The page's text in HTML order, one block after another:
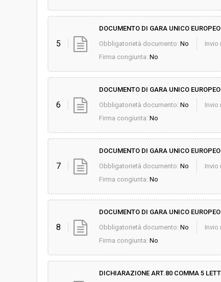
5
DOCUMENTO DI GARA UNICO
Obbligatorietà documento: No Invio
Firma congiunta: No
6
DOCUMENTO DI GARA UNICO
Obbligatorietà documento: No Invio
Firma congiunta: No
7
DOCUMENTO DI GARA UNICO
Obbligatorietà documento: No Invio
Firma congiunta: No
8
DOCUMENTO DI GARA UNICO
Obbligatorietà documento: No Invio
Firma congiunta: No
DICHIARAZIONE ART.80 COMMA 5